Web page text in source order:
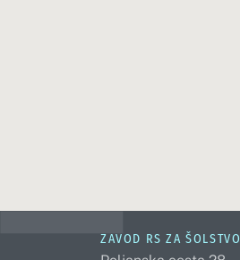
ZAVOD RS ZA ŠOLSTVO